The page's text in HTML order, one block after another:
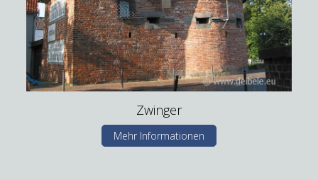
Zwinger
Mehr Informationen